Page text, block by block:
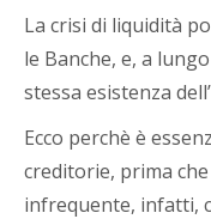
La crisi di liquidità
le Banche, e, a
stessa esistenza
Ecco perchè è
creditorie, prima
infrequente, infatti,